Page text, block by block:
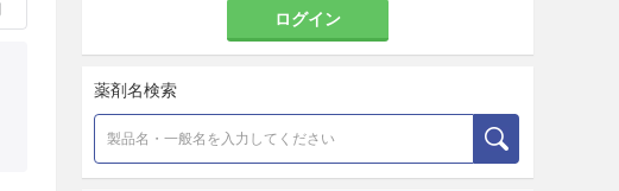
ログイン
薬剤名検索